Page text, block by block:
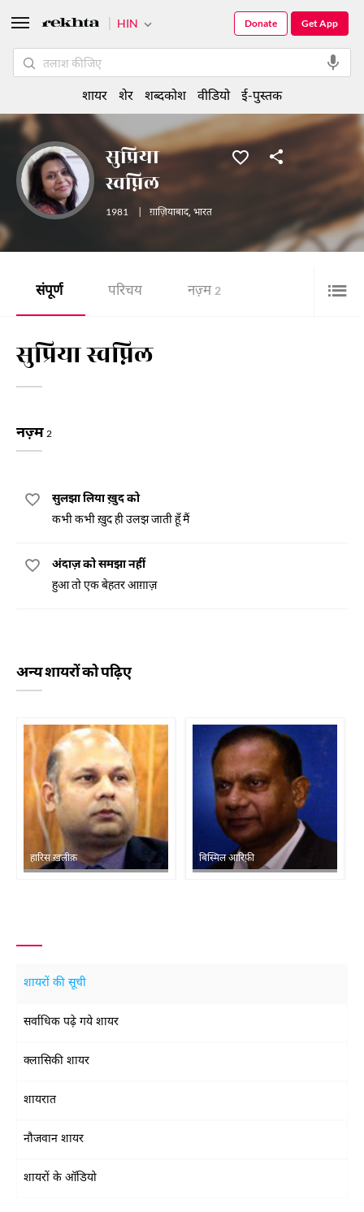
सुप्रिया
स्वप्निल
1981 ग़ाज़ियाबाद, भारत
संपूर्ण परिचय नज़्म 2
सुप्रिया स्वप्निल
नज़्म 2
सुलझा लिया ख़ुद को
कभी कभी ख़ुद ही उलझ जाती हूँ मैं
अंदाज़ को समझा नहीं
हुआ तो एक बेहतर आग़ाज़
अन्य शायरों को पढ़िए
हारिस ख़लीक़ बिस्मिल आरिफ़ी
शायरों की सूची
सर्वाधिक पढ़े गये शायर
क्लासिकी शायर
शायरात
नौजवान शायर
शायरों के ऑडियो
HIN Get App
Donate
शायर शेर शब्दकोश वीडियो ई-पुस्तक